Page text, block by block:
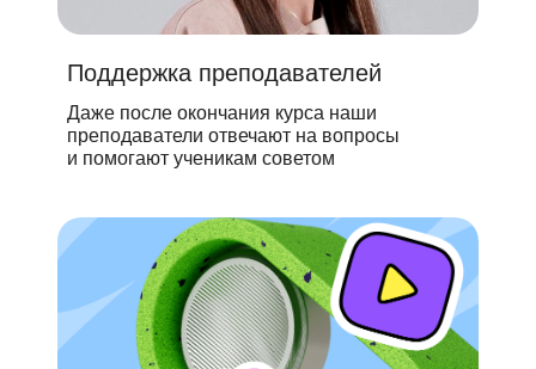
Поддержка преподавателей
Даже после окончания курса наши
преподаватели отвечают на вопросы
и помогают ученикам советом